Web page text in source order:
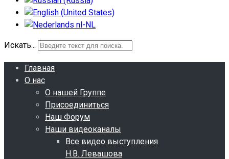
Искать...
Главная
О нас
О нашей Группе
Присоединиться
Наш Форум
Наши видеоканалы
Все видео выступления
Н.В. Левашова